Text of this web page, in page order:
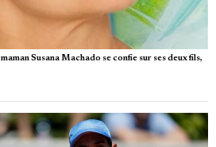
Susana Machado se confie sur ses deux fils,